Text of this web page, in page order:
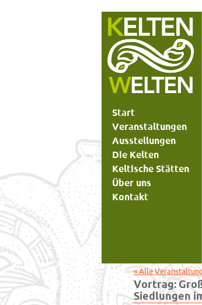
Start
Veranstaltungen
Ausstellungen
Die Kelten
Keltische Stätten
Über uns
Kontakt
« Alle
Vortrag:
Siedlungen